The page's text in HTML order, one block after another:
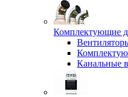
Комплектующие
Канальные